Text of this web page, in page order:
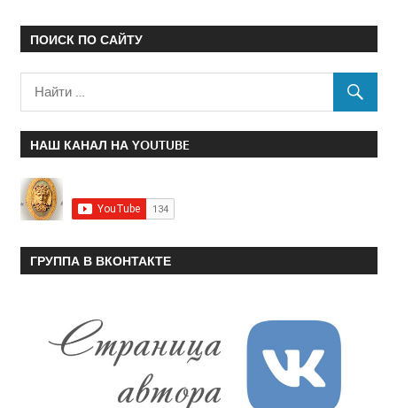
ПОИСК ПО САЙТУ
НАШ КАНАЛ НА YOUTUBE
ГРУППА В ВКОНТАКТЕ